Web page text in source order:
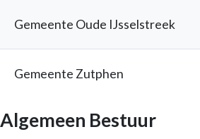
Gemeente Oude IJsselstreek
Gemeente Zutphen
Algemeen Bestuur